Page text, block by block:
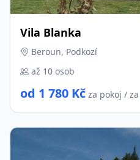
Vila Blanka
Beroun, Podkozí
až 10 osob
od 1 780 Kč za pokoj /